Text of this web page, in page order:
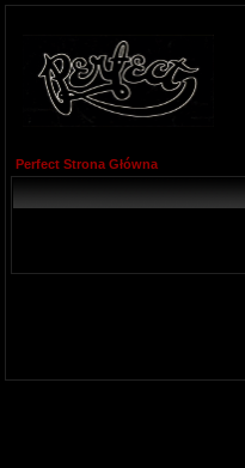
Perfect Strona Główna